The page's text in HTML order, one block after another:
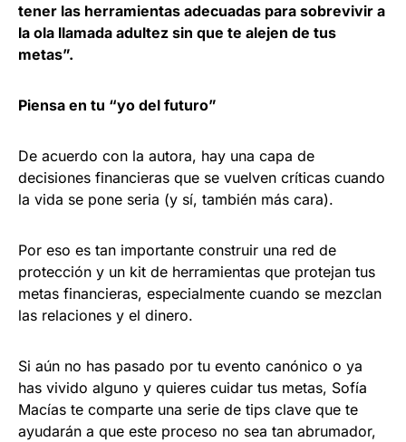
tener las herramientas adecuadas para sobrevivir a
la ola llamada adultez sin que te alejen de tus
metas”.
Piensa en tu “yo del futuro”
De acuerdo con la autora, hay una capa de
decisiones financieras que se vuelven críticas cuando
la vida se pone seria (y sí, también más cara).
Por eso es tan importante construir una red de
protección y un kit de herramientas que protejan tus
metas financieras, especialmente cuando se mezclan
las relaciones y el dinero.
Si aún no has pasado por tu evento canónico o ya
has vivido alguno y quieres cuidar tus metas, Sofía
Macías te comparte una serie de tips clave que te
ayudarán a que este proceso no sea tan abrumador,